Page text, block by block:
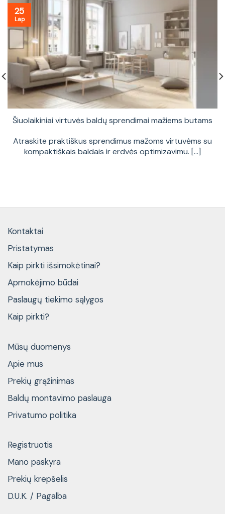
Šiuolaikiniai virtuvės baldų sprendimai mažiems butams
Atraskite praktiškus sprendimus mažoms virtuvėms su
kompaktiškais baldais ir erdvės optimizavimu. [...]
25
Lap
Kontaktai
Pristatymas
Kaip pirkti išsimokėtinai?
Apmokėjimo būdai
Paslaugų tiekimo sąlygos
Kaip pirkti?
Mūsų duomenys
Apie mus
Prekių grąžinimas
Baldų montavimo paslauga
Privatumo politika
Registruotis
Mano paskyra
Prekių krepšelis
D.U.K. / Pagalba